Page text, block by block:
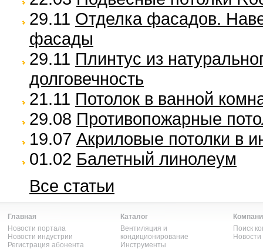
29.11 Отделка фасадов.
фасады
29.11 Плинтус из
долговечность
21.11 Потолок в ванной
29.08 Противопожарные
19.07 Акриловые потолки в
01.02 Балетный линолеум
Все статьи
Главная
Новости портала
Новости индустрии
Регистрация абонента
Каталог
Вентиляция и
кондиционирование
Инструменты
Поиск